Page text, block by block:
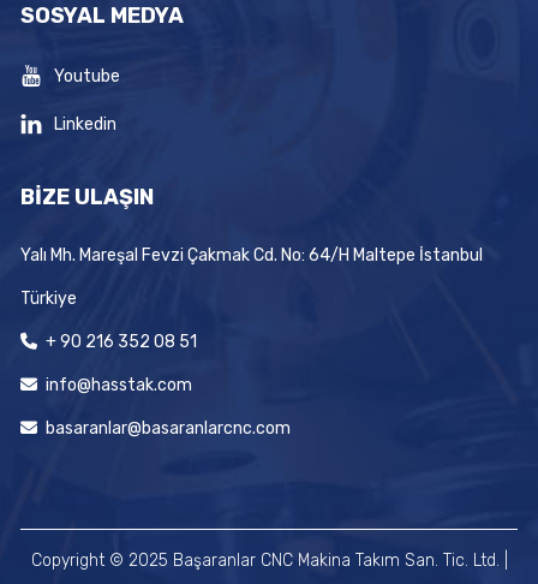
SOSYAL MEDYA
Youtube
Linkedin
BİZE ULAŞIN
Yalı Mh. Mareşal Fevzi Çakmak Cd. No: 64/H Maltepe İstanbul
Türkiye
+ 90 216 352 08 51
info@hasstak.com
basaranlar@basaranlarcnc.com
Copyright © 2025 Başaranlar CNC Makina Takım San. Tic. Ltd. |